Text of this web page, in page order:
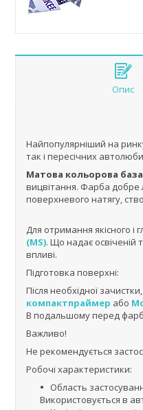
Опис
Найпопулярніший на
так і пересічних
Матова кольорова
вицвітання. Фарба добре
поверхневого натягу,
Для отримання якісного
(MS). Що надає освіченій
впливі.
Підготовка поверхні:
Після необхідної
компактпраймер або
В подальшому перед
Важливо!
Не рекомендується
Робочі характеристики:
Область
Використовується в